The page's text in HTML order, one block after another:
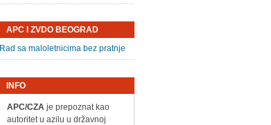
APC I ZVDO BEOGRAD
Rad sa maloletnicima bez pratnje
INFO
APC/CZAje prepoznat kao
autoritet u azilu u državnoj